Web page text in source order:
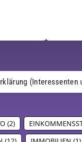
(Interessenten
(2)